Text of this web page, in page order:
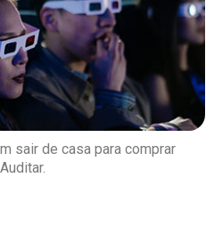
sair de casa para comprar